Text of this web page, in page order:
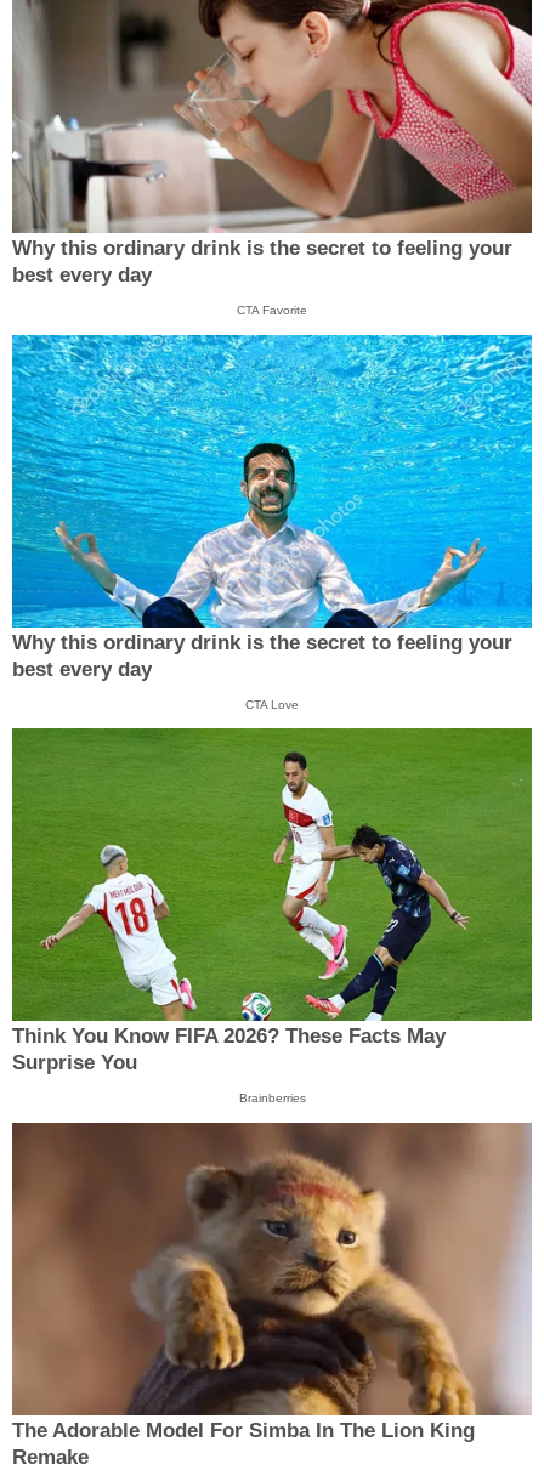
Why this ordinary drink is the secret to feeling your
best every day
CTA Favorite
Why this ordinary drink is the secret to feeling your
best every day
CTA Love
Think You Know FIFA 2026? These Facts May
Surprise You
Brainberries
The Adorable Model For Simba In The Lion King
Remake